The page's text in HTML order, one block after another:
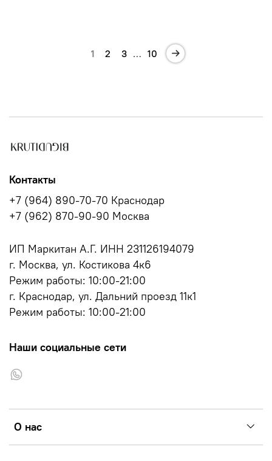
1 2 3 … 10
О нас
Контакты
+7 (964) 890-70-70 Краснодар
+7 (962) 870-90-90 Москва
ИП Маркитан А.Г. ИНН 231126194079
г. Москва, ул. Костикова 4к6
Режим работы: 10:00-21:00
г. Краснодар, ул. Дальний проезд 11к1
Режим работы: 10:00-21:00
Наши социальные сети